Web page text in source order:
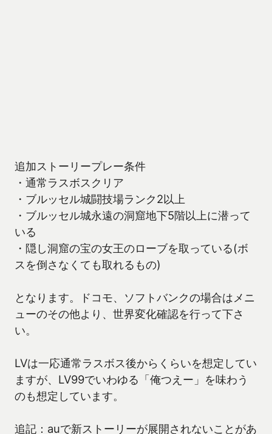
追加ストーリープレー条件
・通常ラスボスクリア
・ブルッセル城闘技場ランク2以上
・ブルッセル城永遠の洞窟地下5階以上に潜って
いる
・隠し洞窟の宝の女王のローブを取っている(ボ
スを倒さなくても取れるもの)
となります。ドコモ、ソフトバンクの場合はメニ
ューのその他より、世界変化確認を行って下さ
い。
LVは一応通常ラスボス後からくらいを想定してい
ますが、LV99でいわゆる「俺つえー」を味わう
のも想定しています。
追記：auで新ストーリーが展開されないことがあ